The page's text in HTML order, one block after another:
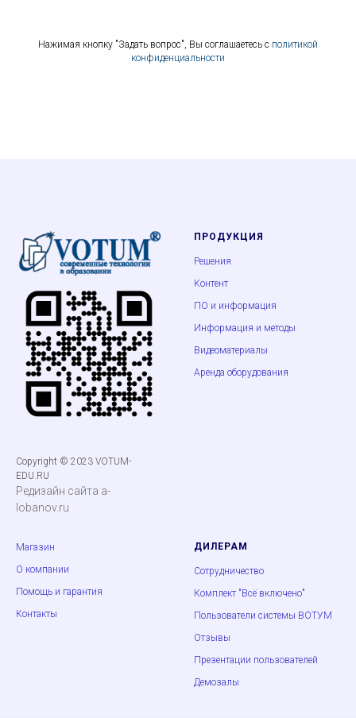
Нажимая кнопку "Задать вопрос", Вы соглашаетесь с политикой
конфиденциальности
Copyright © 2023 VOTUM-
EDU.RU
Редизайн сайта a-
lobanov.ru
ПРОДУКЦИЯ
Решения
Контент
ПО и информация
Информация и методы
Видеоматериалы
Аренда оборудования
Магазин
О компании
Помощь и гарантия
Контакты
ДИЛЕРАМ
Сотрудничество
Комплект "Всё включено"
Пользователи системы ВОТУМ
Отзывы
Презентации пользователей
Демозалы